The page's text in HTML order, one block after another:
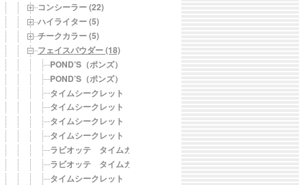
コンシーラー (22)
ハイライター (5)
チークカラー (5)
フェイスパウダー (18)
POND’S（ポンズ） BB マジックパウダー
POND’S（ポンズ） ピンキッシュホワイトグロウ フェイスパウ
タイムシークレット ミネラルプレストパウダー R ライトオーク
タイムシークレット ミネラルプレストパウダー R ミディアムオ
タイムシークレット ミネラルプレストパウダー R ナチュラルオ
タイムシークレット ミネラルプレストクリアベール クリア【
ラビオッテ タイムカバープレストパウダー 01 ライトベージュ
ラビオッテ タイムカバープレストパウダー 02 ナチュラルベー
タイムシークレット ミネラルベース＆ミネラルUVパウダー ナ